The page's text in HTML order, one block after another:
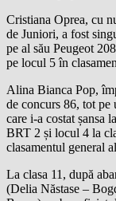
Cristiana Oprea, cu
de Juniori, a fost
pe al său Peugeot
pe locul 5 în
Alina Bianca Pop,
de concurs 86, tot pe
care i-a costat șansa
BRT 2 și locul 4 la
clasamentul general
La clasa 11, după
(Delia Năstase –